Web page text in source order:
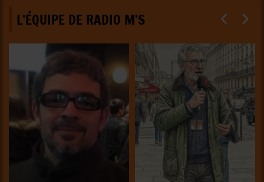
L'ÉQUIPE DE RADIO M'S